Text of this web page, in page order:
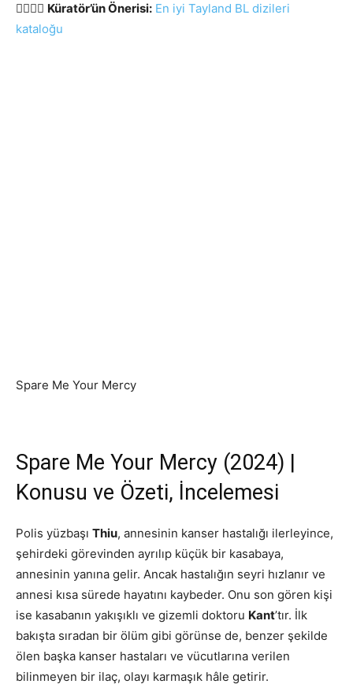
🏳️‍🌈🇹🇭 Küratör’ün Önerisi: En iyi Tayland BL dizileri
kataloğu
Spare Me Your Mercy
Spare Me Your Mercy (2024) |
Konusu ve Özeti, İncelemesi
Polis yüzbaşı Thiu, annesinin kanser hastalığı ilerleyince,
şehirdeki görevinden ayrılıp küçük bir kasabaya,
annesinin yanına gelir. Ancak hastalığın seyri hızlanır ve
annesi kısa sürede hayatını kaybeder. Onu son gören kişi
ise kasabanın yakışıklı ve gizemli doktoru Kant’tır. İlk
bakışta sıradan bir ölüm gibi görünse de, benzer şekilde
ölen başka kanser hastaları ve vücutlarına verilen
bilinmeyen bir ilaç, olayı karmaşık hâle getirir.